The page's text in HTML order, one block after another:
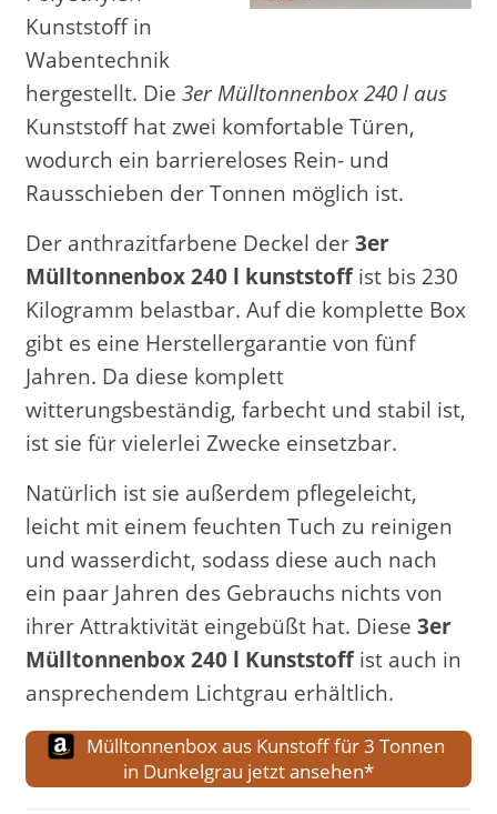
Kunststoff in
Wabentechnik
hergestellt. Die3er Mülltonnenbox 240 l aus
Kunststoff hat zwei komfortable Türen,
wodurch ein barriereloses Rein- und
Rausschieben der Tonnen möglich ist.
Der anthrazitfarbene Deckel der3er
Mülltonnenbox 240 l kunststoffist bis 230
Kilogramm belastbar. Auf die komplette Box
gibt es eine Herstellergarantie von fünf
Jahren. Da diese komplett
witterungsbeständig, farbecht und stabil ist,
ist sie für vielerlei Zwecke einsetzbar.
Natürlich ist sie außerdem pflegeleicht,
leicht mit einem feuchten Tuch zu reinigen
und wasserdicht, sodass diese auch nach
ein paar Jahren des Gebrauchs nichts von
ihrer Attraktivität eingebüßt hat. Diese3er
Mülltonnenbox 240 l Kunststoffist auch in
ansprechendem Lichtgrau erhältlich.
Mülltonnenbox aus Kunstoff für 3 Tonnen
in Dunkelgrau jetzt ansehen*